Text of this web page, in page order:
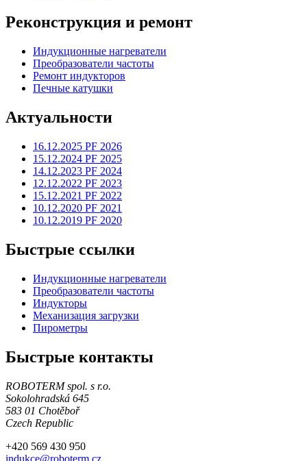
Рекoнструкция и ремoнт
Индукционные нагреватели
Преобразователи частоты
Pемонт индукторов
Печные катушки
Aктуальности
16.12.2025 PF 2026
15.12.2024 PF 2025
14.12.2023 PF 2024
12.12.2022 PF 2023
15.12.2021 PF 2022
10.12.2020 PF 2021
10.12.2019 PF 2020
Быстрые ссылки
Индукционные нагреватели
Преобразователи частоты
Индукторы
Механизация загрузки
Пирометры
Быстрые контакты
ROBOTERM spol. s r.o.
Sokolohradská 645
583 01 Chotěboř
Czech Republic
+420 569 430 950
indukce@roboterm.cz